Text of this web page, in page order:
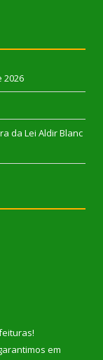
2026
da Lei Aldir Blanc
!
em